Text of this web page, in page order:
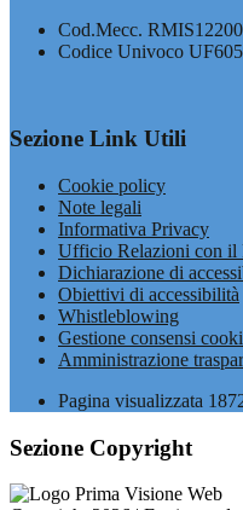
Cod.Mecc.
Codice Univoco
Sezione Link Utili
Cookie policy
Note legali
Informativa Privacy
Ufficio Relazioni con il
Dichiarazione di
Obiettivi di accessibilità
Whistleblowing
Gestione consensi
Amministrazione
Pagina visualizzata
Sezione Copyright